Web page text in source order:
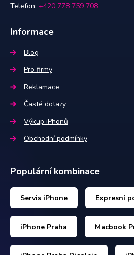
Telefon: +420 778 759 708
Informace
Blog
Pro firmy
Reklamace
Časté dotazy
Výkup iPhonů
Obchodní podmínky
Populární kombinace
Servis iPhone Expresní
iPhone Praha Macbook